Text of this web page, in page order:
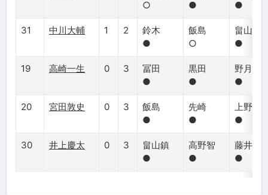
○
●
●
31 中川大輔 1 2
鈴木
●
飯島
○
畠山鎮
●
19 高崎一生 0 3
冨田
●
黒田
●
野月
●
20 宮田敦史 0 3
飯島
●
先崎
●
上野
●
30 井上慶太 0 3
畠山鎮
●
高野智
●
藤井猛
●